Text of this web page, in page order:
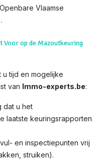
Vlaamse
Voor op de Mazoutkeuring
tijd en mogelijke
van Immo-experts.be:
dat u het
laatste keuringsrapporten
en inspectiepunten vrij
struiken).